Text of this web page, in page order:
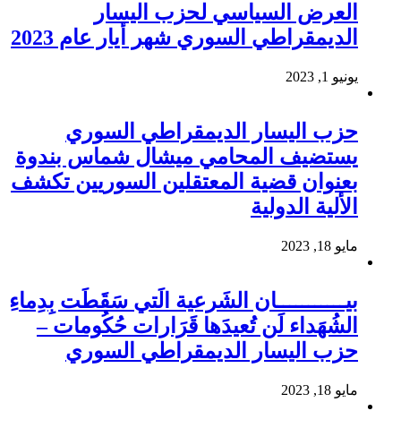
العرض السياسي لحزب اليسار
الديمقراطي السوري شهر أيار عام 2023
يونيو 1, 2023
حزب اليسار الديمقراطي السوري
يستضيف المحامي ميشال شماس بندوة
بعنوان قضية المعتقلين السوريين تكشف
الألية الدولية
مايو 18, 2023
بيـــــــــــان الشَرعية الَتي سَقَطَت بِدِماءِ
الشُهَداء لَن تُعيدَها قَرَارات حُكُومات –
حزب اليسار الديمقراطي السوري
مايو 18, 2023